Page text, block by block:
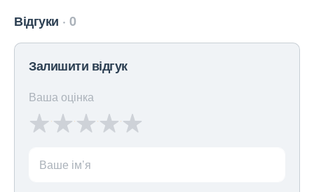
Відгуки 0
Залишити відгук
Ваша оцінка
Ваше ім’я